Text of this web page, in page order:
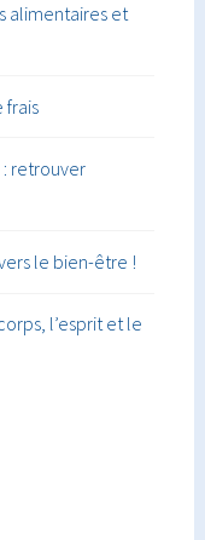
alimentaires et
frais
: retrouver
le bien-être !
l’esprit et le